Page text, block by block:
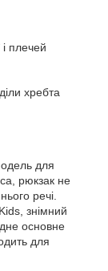
плечей
хребта
для
рюкзак не
речі.
знімний
основне
для